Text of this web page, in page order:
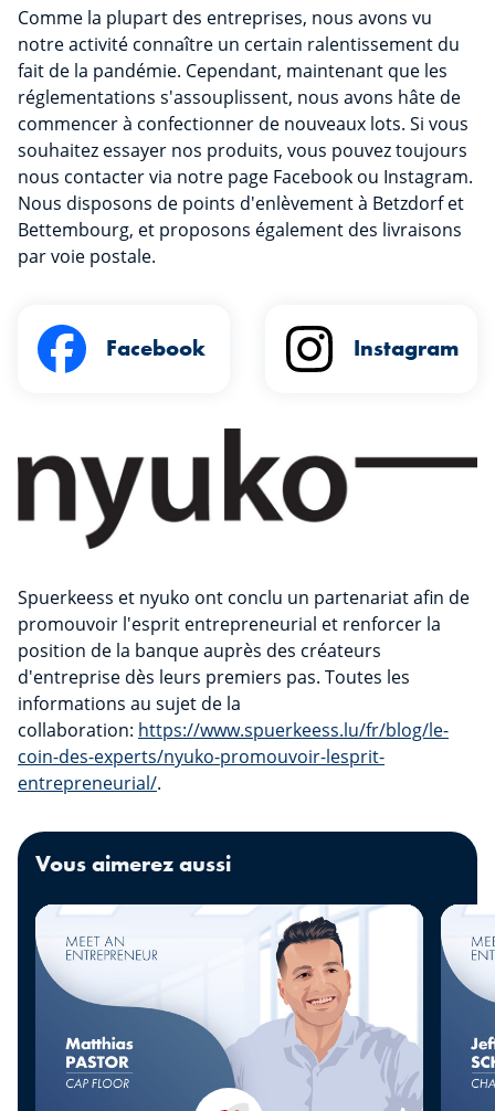
Comme la plupart des entreprises, nous avons vu
notre activité connaître un certain ralentissement du
fait de la pandémie. Cependant, maintenant que les
réglementations s'assouplissent, nous avons hâte de
commencer à confectionner de nouveaux lots. Si vous
souhaitez essayer nos produits, vous pouvez toujours
nous contacter via notre page Facebook ou Instagram.
Nous disposons de points d'enlèvement à Betzdorf et
Bettembourg, et proposons également des livraisons
par voie postale.
Facebook Instagram
Spuerkeess et nyuko ont conclu un partenariat afin de
promouvoir l'esprit entrepreneurial et renforcer la
position de la banque auprès des créateurs
d'entreprise dès leurs premiers pas. Toutes les
informations au sujet de la
collaboration: https://www.spuerkeess.lu/fr/blog/le-
coin-des-experts/nyuko-promouvoir-lesprit-
entrepreneurial/.
Vous aimerez aussi